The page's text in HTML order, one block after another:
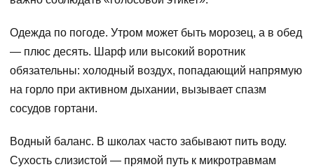
Одежда по погоде. Утром может быть морозец, а в обед
— плюс десять. Шарф или высокий воротник
обязательны: холодный воздух, попадающий напрямую
на горло при активном дыхании, вызывает спазм
сосудов гортани.
Водный баланс. В школах часто забывают пить воду.
Сухость слизистой — прямой путь к микротравмам